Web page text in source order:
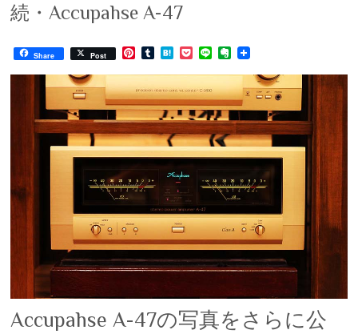
続・Accupahse A-47
Share Post
P
n
t
e
r
e
s
t
T
m
b
l
r
H
t
e
n
a
P
c
k
e
t
L
n
e
E
e
r
n
o
t
e
Accupahse A-47の写真をさらに公